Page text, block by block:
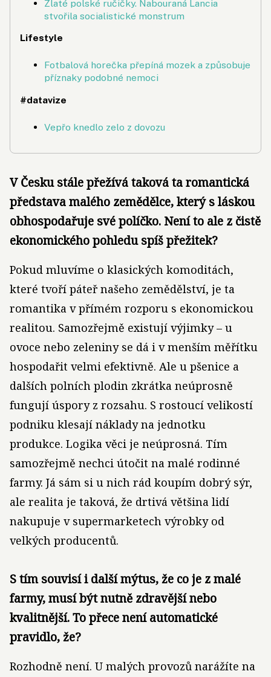
Zlaté polské ručičky. Nabouraná Lancia
stvořila socialistické monstrum
Lifestyle
Fotbalová horečka přepíná mozek a způsobuje
příznaky podobné nemoci
#datavize
Vepřo knedlo zelo z dovozu
V Česku stále přežívá taková ta romantická
představa malého zemědělce, který s láskou
obhospodařuje své políčko. Není to ale z čistě
ekonomického pohledu spíš přežitek?
Pokud mluvíme o klasických komoditách,
které tvoří páteř našeho zemědělství, je ta
romantika v přímém rozporu s ekonomickou
realitou. Samozřejmě existují výjimky – u
ovoce nebo zeleniny se dá i v menším měřítku
hospodařit velmi efektivně. Ale u pšenice a
dalších polních plodin zkrátka neúprosně
fungují úspory z rozsahu. S rostoucí velikostí
podniku klesají náklady na jednotku
produkce. Logika věci je neúprosná. Tím
samozřejmě nechci útočit na malé rodinné
farmy. Já sám si u nich rád koupím dobrý sýr,
ale realita je taková, že drtivá většina lidí
nakupuje v supermarketech výrobky od
velkých producentů.
S tím souvisí i další mýtus, že co je z malé
farmy, musí být nutně zdravější nebo
kvalitnější. To přece není automatické
pravidlo, že?
Rozhodně není. U malých provozů narážíte na